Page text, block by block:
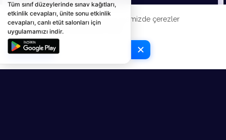
Deneyiminizi geliştirmek için web sitemizde çerezler
kullanılmaktadır.Şimdi Kontrol Et
Tamam
Tüm sınıf düzeylerinde sınav kağıtları,
etkinlik cevapları, ünite sonu etkinlik
cevapları, canlı etüt salonları için
uygulamamızı indir.